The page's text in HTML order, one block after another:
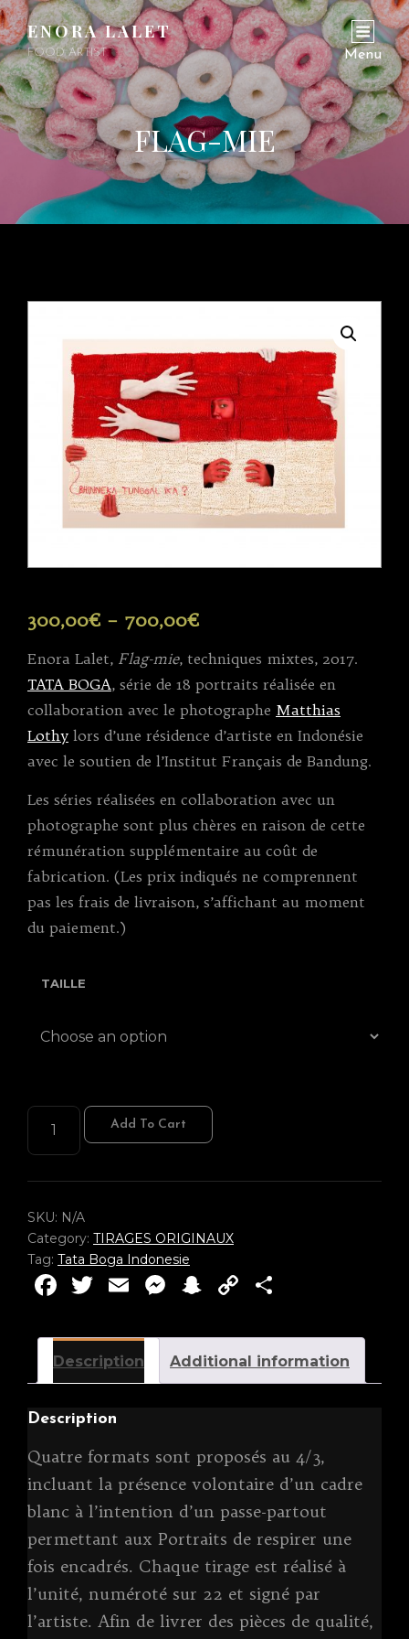
ENORA LALET
FOOD ARTIST Menu
FLAG-MIE
300,00€– 700,00€
Enora Lalet, Flag-mie, techniques mixtes, 2017.
TATA BOGA, série de 18 portraits réalisée en
collaboration avec le photographe Matthias
Lothy lors d’une résidence d’artiste en Indonésie
avec le soutien de l’Institut Français de Bandung.
Les séries réalisées en collaboration avec un
photographe sont plus chères en raison de cette
rémunération supplémentaire au coût de
fabrication. (Les prix indiqués ne comprennent
pas les frais de livraison, s’affichant au moment
du paiement.)
TAILLE
FLAG-
QUANTITY
Add To Cart
SKU: N/A
Category: TIRAGES ORIGINAUX
Tag: Tata Boga Indonesie
F
c
e
o
o
k
T
it
te
E
ai
l
M
ss
e
er
S
a
p
a
t
C
p
y
k
ta
g
Description Additional information
Description
Quatre formats sont proposés au 4/3,
incluant la présence volontaire d’un cadre
blanc à l’intention d’un passe-partout
permettant aux Portraits de respirer une
fois encadrés. Chaque tirage est réalisé à
l’unité, numéroté sur 22 et signé par
l’artiste. Afin de livrer des pièces de qualité,